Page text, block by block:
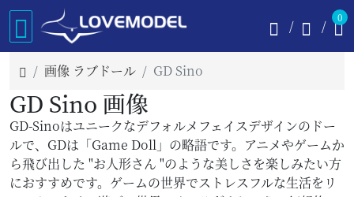
0
画像 ラブドール GD Sino
GD Sino 画像
GD-Sinoはユニークなデフォルメフェイスデザインのドー
ルで、GDは「Game Doll」の略語です。アニメやゲームか
ら飛び出した "お人形さん "のような美しさを楽しみたい方
におすすめです。ゲームの世界でストレスフルな生活をリ